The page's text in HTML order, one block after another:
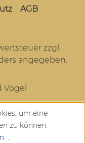
AGB
zzgl.
angegeben.
um eine
zu können.
...